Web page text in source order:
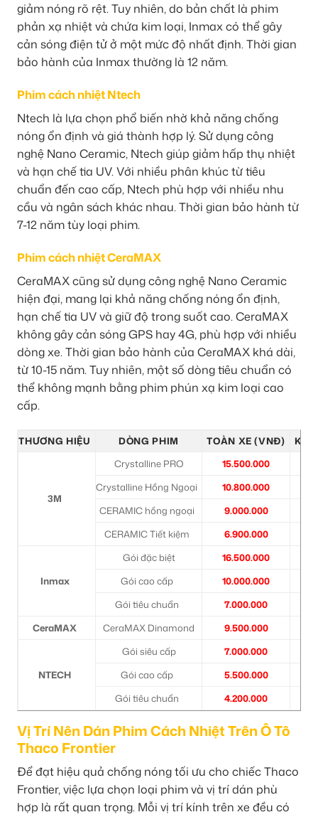
giảm nóng rõ rệt. Tuy nhiên, do bản chất là phim
phản xạ nhiệt và chứa kim loại, Inmax có thể gây
cản sóng điện tử ở một mức độ nhất định. Thời gian
bảo hành của Inmax thường là 12 năm.
Phim cách nhiệt Ntech
Ntech là lựa chọn phổ biến nhờ khả năng chống
nóng ổn định và giá thành hợp lý. Sử dụng công
nghệ Nano Ceramic, Ntech giúp giảm hấp thụ nhiệt
và hạn chế tia UV. Với nhiều phân khúc từ tiêu
chuẩn đến cao cấp, Ntech phù hợp với nhiều nhu
cầu và ngân sách khác nhau. Thời gian bảo hành từ
7-12 năm tùy loại phim.
Phim cách nhiệt CeraMAX
CeraMAX cũng sử dụng công nghệ Nano Ceramic
hiện đại, mang lại khả năng chống nóng ổn định,
hạn chế tia UV và giữ độ trong suốt cao. CeraMAX
không gây cản sóng GPS hay 4G, phù hợp với nhiều
dòng xe. Thời gian bảo hành của CeraMAX khá dài,
từ 10-15 năm. Tuy nhiên, một số dòng tiêu chuẩn có
thể không mạnh bằng phim phún xạ kim loại cao
cấp.
THƯƠNG HIỆU DÒNG PHIM TOÀN XE (VNĐ)
3M
Crystalline PRO 15.500.000
Crystalline Hồng Ngoại
10.800.000
CERAMIC hồng ngoại
9.000.000
CERAMIC Tiết kiệm
6.900.000
Inmax
Gói đặc biệt 16.500.000
Gói cao cấp
10.000.000
Gói tiêu chuẩn
7.000.000
CeraMAX
CeraMAX Dinamond 9.500.000
NTECH
Gói siêu cấp 7.000.000
Gói cao cấp
5.500.000
Gói tiêu chuẩn
4.200.000
Vị Trí Nên Dán Phim Cách Nhiệt Trên Ô Tô
Thaco Frontier
Để đạt hiệu quả chống nóng tối ưu cho chiếc Thaco
Frontier, việc lựa chọn loại phim và vị trí dán phù
hợp là rất quan trọng. Mỗi vị trí kính trên xe đều có